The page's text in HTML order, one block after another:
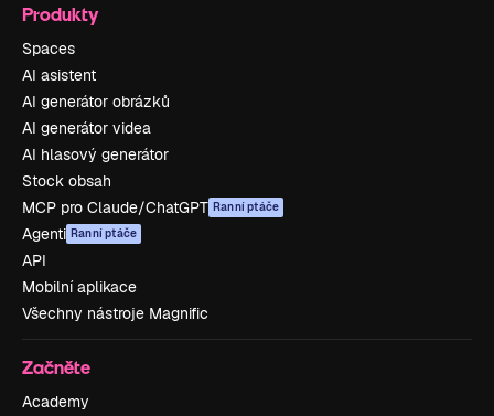
Produkty
Spaces
AI asistent
AI generátor obrázků
AI generátor videa
AI hlasový generátor
Stock obsah
MCP pro Claude/ChatGPT Ranní ptáče
Agenti Ranní ptáče
API
Mobilní aplikace
Všechny nástroje Magnific
Začněte
Academy